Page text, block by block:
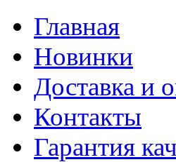
Главная
Новинки
Доставка и
Контакты
Гарантия